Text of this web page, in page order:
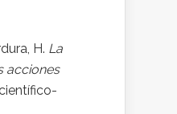
H. La
acciones